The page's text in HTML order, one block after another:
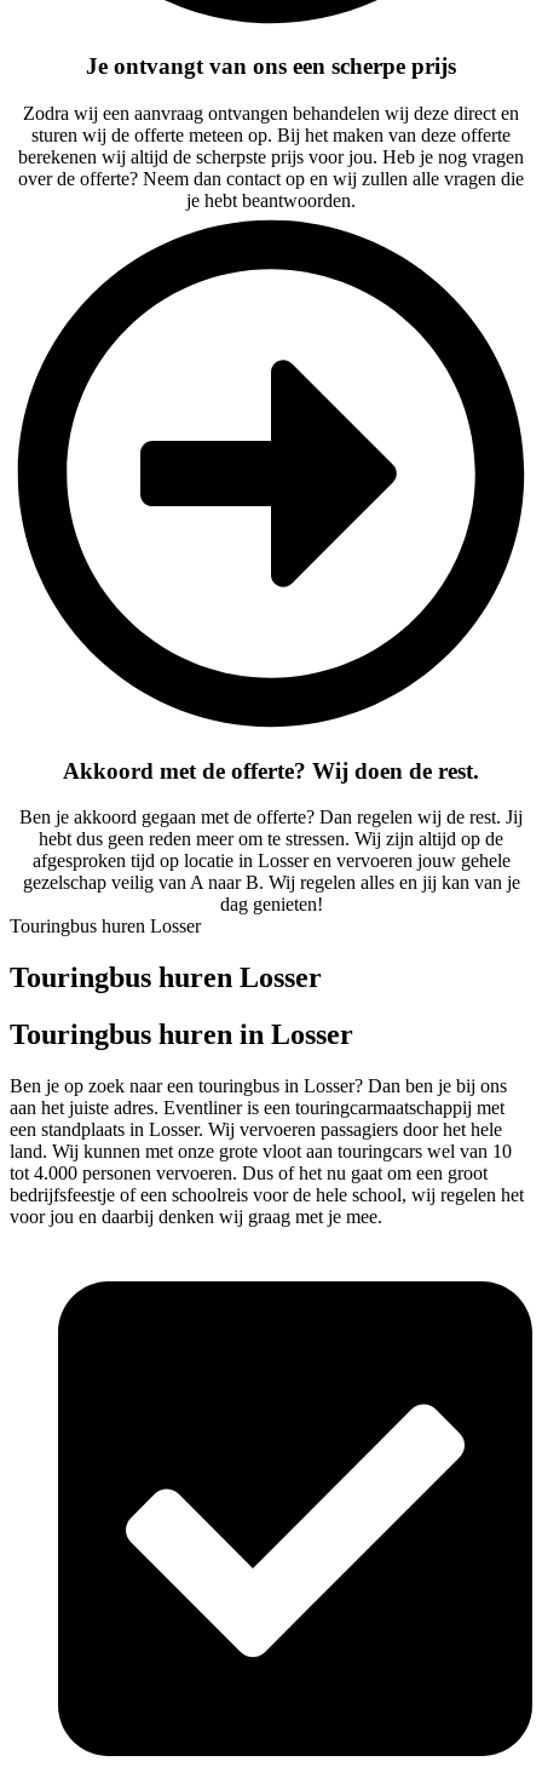
Je ontvangt van ons een scherpe prijs
Zodra wij een aanvraag ontvangen behandelen wij deze direct en
sturen wij de offerte meteen op. Bij het maken van deze offerte
berekenen wij altijd de scherpste prijs voor jou. Heb je nog vragen
over de offerte? Neem dan contact op en wij zullen alle vragen die
je hebt beantwoorden.
Akkoord met de offerte? Wij doen de rest.
Ben je akkoord gegaan met de offerte? Dan regelen wij de rest. Jij
hebt dus geen reden meer om te stressen. Wij zijn altijd op de
afgesproken tijd op locatie in Losser en vervoeren jouw gehele
gezelschap veilig van A naar B. Wij regelen alles en jij kan van je
dag genieten!
Touringbus huren Losser
Touringbus huren Losser
Touringbus huren in Losser
Ben je op zoek naar een touringbus in Losser? Dan ben je bij ons
aan het juiste adres. Eventliner is een touringcarmaatschappij met
een standplaats in Losser. Wij vervoeren passagiers door het hele
land. Wij kunnen met onze grote vloot aan touringcars wel van 10
tot 4.000 personen vervoeren. Dus of het nu gaat om een groot
bedrijfsfeestje of een schoolreis voor de hele school, wij regelen het
voor jou en daarbij denken wij graag met je mee.